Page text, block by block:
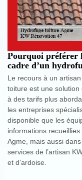
Pourquoi préférer
cadre d’un
Le recours à un
toiture est une
à des tarifs plus
les entreprises
disponible que les
informations
Agme, mais aussi
services de l’artisan
et d’ardoise.